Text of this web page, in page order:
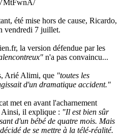
été mise hors de cause, Ricardo,
vendredi 7 juillet.
la version défendue par les
n'a pas convaincu...
Arié Alimi, que "toutes les
d'un dramatique accident."
met en avant l'acharnement
Ainsi, il explique : "Il est bien sûr
d'un bébé de quatre mois. Mais
de se mettre à la télé-réalité.